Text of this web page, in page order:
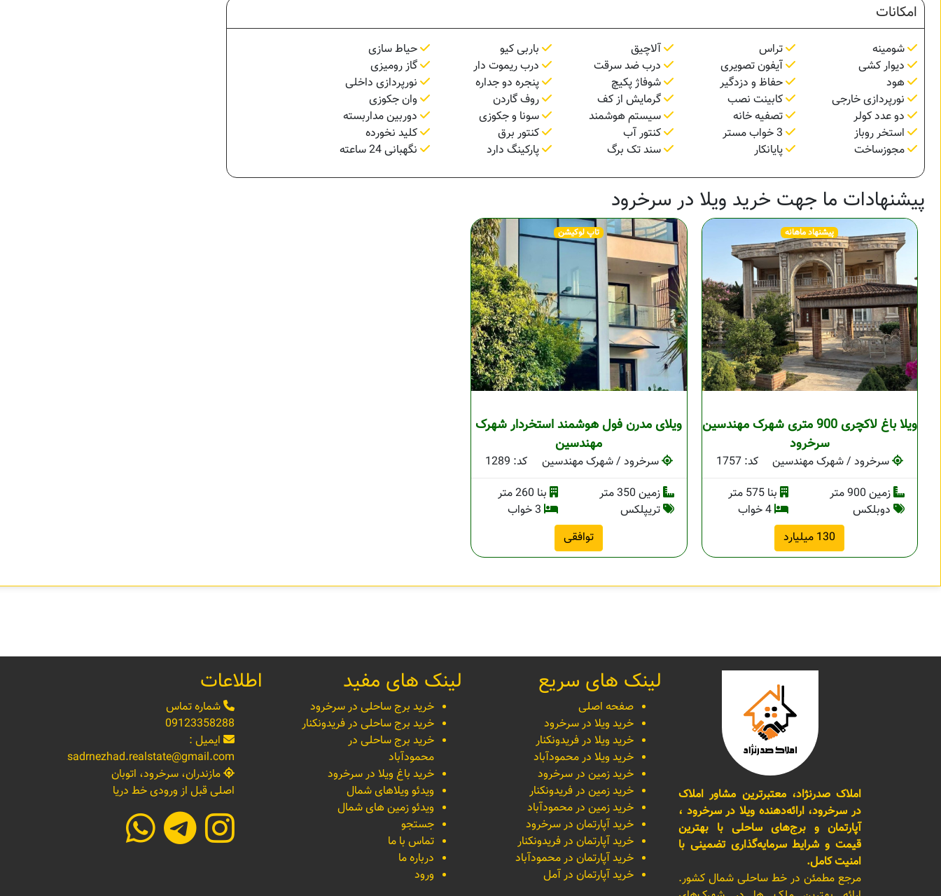
امکانات
شومینه تراس آلاچیق باربی کیو
حیاط سازی
دیوار کشی
آیفون تصویری درب ضد سرقت درب ریموت دار
گاز رومیزی
هود
حفاظ و دزدگیر شوفاژ پکیچ پنجره دو جداره
نورپردازی داخلی
نورپردازی خارجی
کابینت نصب گرمایش از کف روف گاردن
وان جکوزی
دو عدد کولر
تصفیه خانه سیستم هوشمند سونا و جکوزی
دوربین مداربسته
استخر روباز
کنتور آب کنتور برق
کلید نخورده
مجوزساخت
پایانکار سند تک برگ پارکینگ دارد نگهبانی 24 ساعته
پیشنهادات ما جهت خرید ویلا در سرخرود
پیشنهاد ماهانه
ویلا باغ لاکچری 900 متری شهرک مهندسین
سرخرود
سرخرود / شهرک مهندسین
کد: 1757
زمین 900 متر
بنا 575 متر
دوبلکس
4 خواب
130 میلیارد
تاپ لوکیشن
ویلای مدرن فول هوشمند استخردار شهرک
مهندسین
سرخرود / شهرک مهندسین
کد: 1289
زمین 350 متر
بنا 260 متر
تریپلکس
توافقی
املاک صدرنژاد، معتبرترین مشاور املاک
در سرخرود، ارائه‌دهنده ویلا در سرخرود ،
آپارتمان و برج‌های ساحلی با بهترین
قیمت و شرایط سرمایه‌گذاری تضمینی با
امنیت کامل.
مرجع مطمئن در خط ساحلی شمال کشور.
لینک های سریع
صفحه اصلی
خرید ویلا در سرخرود
خرید ویلا در فریدونکنار
خرید ویلا در محمودآباد
خرید زمین در سرخرود
خرید زمین در فریدونکنار
خرید زمین در محمودآباد
خرید آپارتمان در سرخرود
خرید آپارتمان در فریدونکنار
خرید آپارتمان در محمودآباد
خرید آپارتمان در آمل
لینک های مفید
خرید برج ساحلی در سرخرود
خرید برج ساحلی در فریدونکنار
خرید برج ساحلی در
محمودآباد
خرید باغ ویلا در سرخرود
ویدئو ویلاهای شمال
ویدئو زمین های شمال
جستجو
تماس با ما
درباره ما
ورود
اطلاعات
شماره تماس
09123358288
ایمیل :
sadrnezhad.realstate@gmail.com
مازندران، سرخرود، اتوبان
اصلی قبل از ورودی خط دریا